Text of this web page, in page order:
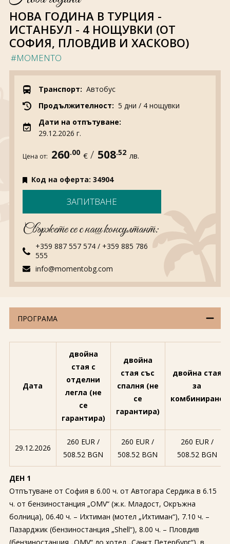
За нас
Документи
Магазин
Общи условия
Политика за
поверителност
ЗАПИТВАНЕ
НОВА ГОДИНА В ТУРЦИЯ -
ИСТАНБУЛ - 4 НОЩУВКИ (ОТ
СОФИЯ, ПЛОВДИВ И ХАСКОВО)
#MOMENTO
Транспорт: Автобус
Продължителност: 5 дни / 4 нощувки
Дати на отпътуване:
29.12.2026 г.
Цена от: 260.00 € / 508.52 лв.
Код на оферта: 34904
ЗАПИТВАНЕ
Свържете се с наш консултант:
+359 887 557 574/ +359 885 786
555
info@momentobg.com
ПРОГРАМА
Дата
двойна
стая с
отделни
легла (не
се
гарантира)
двойна
стая със
спалня (не
се
гарантира)
двойна стая
за
комбиниране
29.12.2026
260 EUR ∕
508.52 BGN
260 EUR ∕
508.52 BGN
260 EUR ∕
508.52 BGN
ДЕН 1
Отпътуване от София в 6.00 ч. от Автогара Сердика в 6.15
ч. от бензиностанция „OMV“ (ж.к. Младост, Окръжна
болница), 06.40 ч. – Ихтиман (мотел „Ихтиман“), 7.10 ч. –
Пазарджик (бензиностанция „Shell“), 8.00 ч. – Пловдив